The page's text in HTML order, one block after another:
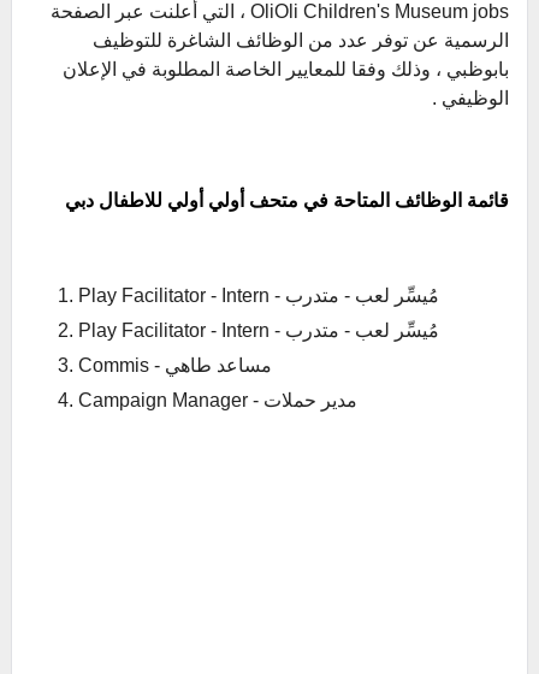
OliOli Children's Museum jobs ، التي أعلنت عبر الصفحة
الرسمية عن توفر عدد من الوظائف الشاغرة للتوظيف
بابوظبي ، وذلك وفقا للمعايير الخاصة المطلوبة في الإعلان
الوظيفي .
قائمة الوظائف المتاحة في متحف أولي أولي للاطفال دبي
Play Facilitator - Intern - مُيسِّر لعب - متدرب
Play Facilitator - Intern - مُيسِّر لعب - متدرب
Commis - مساعد طاهي
Campaign Manager - مدير حملات